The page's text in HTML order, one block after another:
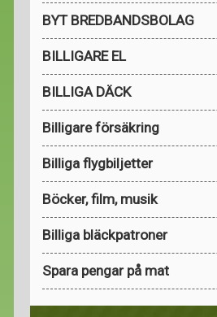
BYT BREDBANDSBOLAG
BILLIGARE EL
BILLIGA DÄCK
Billigare försäkring
Billiga flygbiljetter
Böcker, film, musik
Billiga bläckpatroner
Spara pengar på mat